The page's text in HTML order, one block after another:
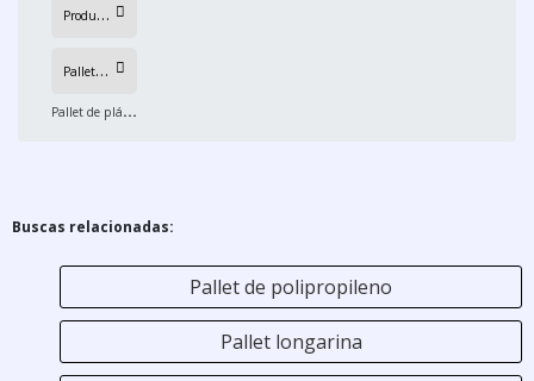
P
rodutos
P
allets de plastico
P
allet de plástico liso
Buscas relacionadas:
Pallet de polipropileno
Pallet longarina